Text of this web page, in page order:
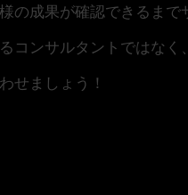
の成果が確認できるまで
コンサルタントではな
せましょう！